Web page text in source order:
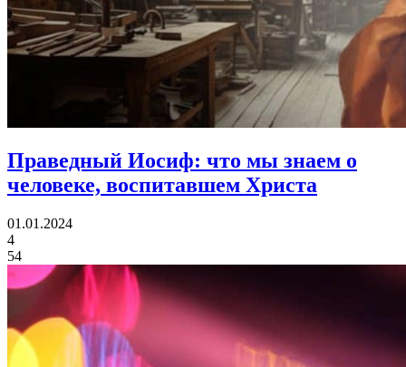
Праведный Иосиф: что мы знаем о
человеке, воспитавшем Христа
01.01.2024
4
54